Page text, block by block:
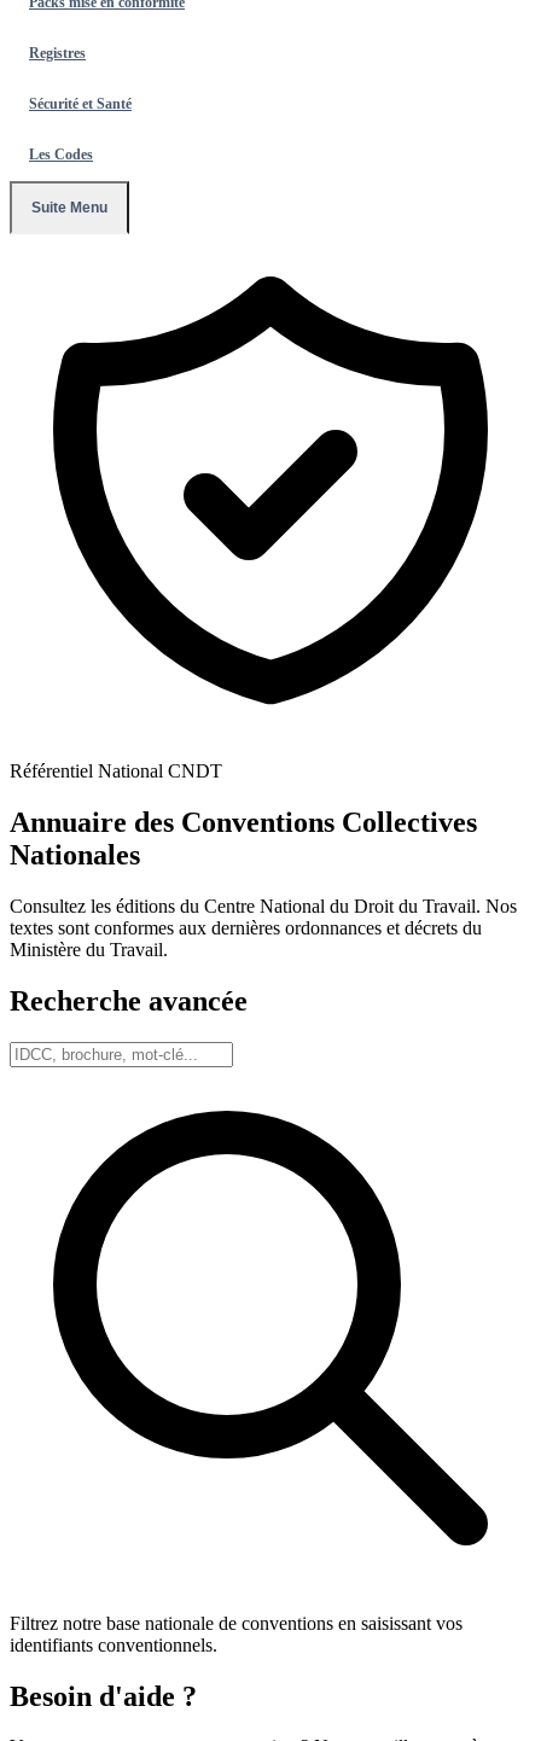
Registres
Sécurité et Santé
Les Codes
Suite Menu
Référentiel National CNDT
Annuaire des Conventions Collectives
Nationales
Consultez les éditions du Centre National du Droit du Travail. Nos
textes sont conformes aux dernières ordonnances et décrets du
Ministère du Travail.
Recherche avancée
Filtrez notre base nationale de conventions en saisissant vos
identifiants conventionnels.
Besoin d'aide ?